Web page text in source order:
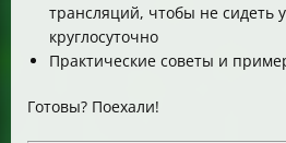
трансляций, чтобы не сидеть
круглосуточно
Практические советы и
Готовы? Поехали!